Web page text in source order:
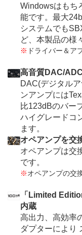
Windowsはもち
能です。最大
システムでも
ど、本製品の様
※ ドライバー＆ア
高音質DAC/
DAC(デジタル
ンアンプには
比123dBのバー
ハイグレードコ
ます。
オペアンプを交
オペアンプは交
です。
※オペアンプの交
「Limited
内蔵
高出力、高効率
ダプターにより